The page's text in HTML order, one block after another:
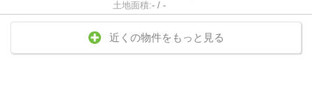
土地面積:- / -
近くの物件をもっと見る